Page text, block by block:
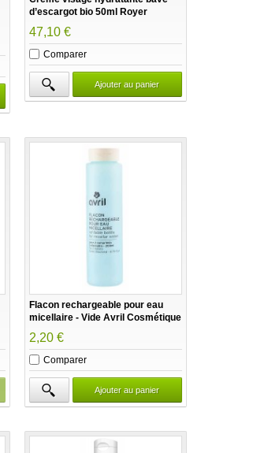
d’escargot bio 50ml Royer
47,10 €
Comparer
Ajouter au panier
Flacon rechargeable pour eau
micellaire - Vide Avril Cosmétique
2,20 €
Comparer
Ajouter au panier